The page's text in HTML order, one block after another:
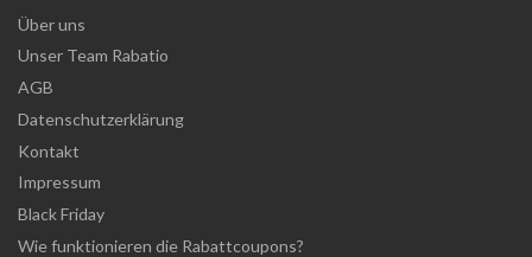
Über uns
Unser Team Rabatio
AGB
Datenschutzerklärung
Kontakt
Impressum
Black Friday
Wie funktionieren die Rabattcoupons?